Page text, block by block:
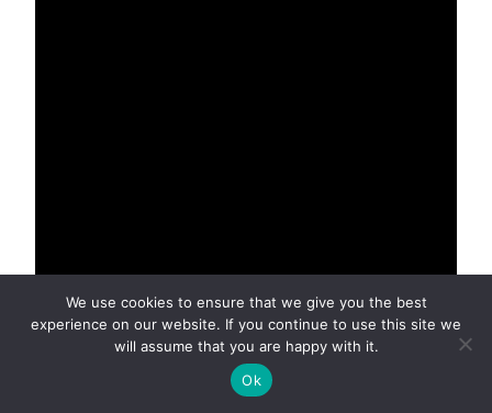
We use cookies to ensure that we give you the best
experience on our website. If you continue to use this site we
will assume that you are happy with it.
Ok